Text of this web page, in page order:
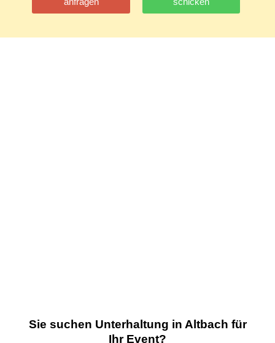
Sie suchen Unterhaltung in Altbach für
Ihr Event?